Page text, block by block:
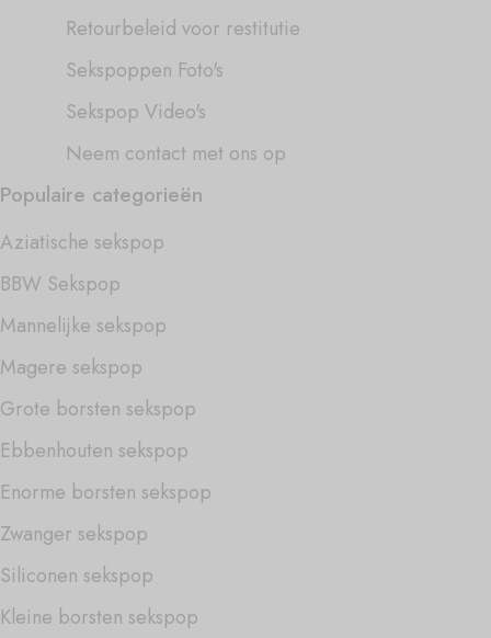
Retourbeleid voor restitutie
Sekspoppen Foto's
Sekspop Video's
Neem contact met ons op
Populaire categorieën
Aziatische sekspop
BBW Sekspop
Mannelijke sekspop
Magere sekspop
Grote borsten sekspop
Ebbenhouten sekspop
Enorme borsten sekspop
Zwanger sekspop
Siliconen sekspop
Kleine borsten sekspop